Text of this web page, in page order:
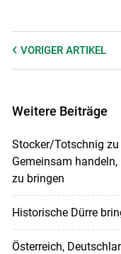
VORIGER ARTIKEL
Weitere Beiträge
Stocker/Totschnig
Gemeinsam
zu bringen
Historische Dürre
Österreich,